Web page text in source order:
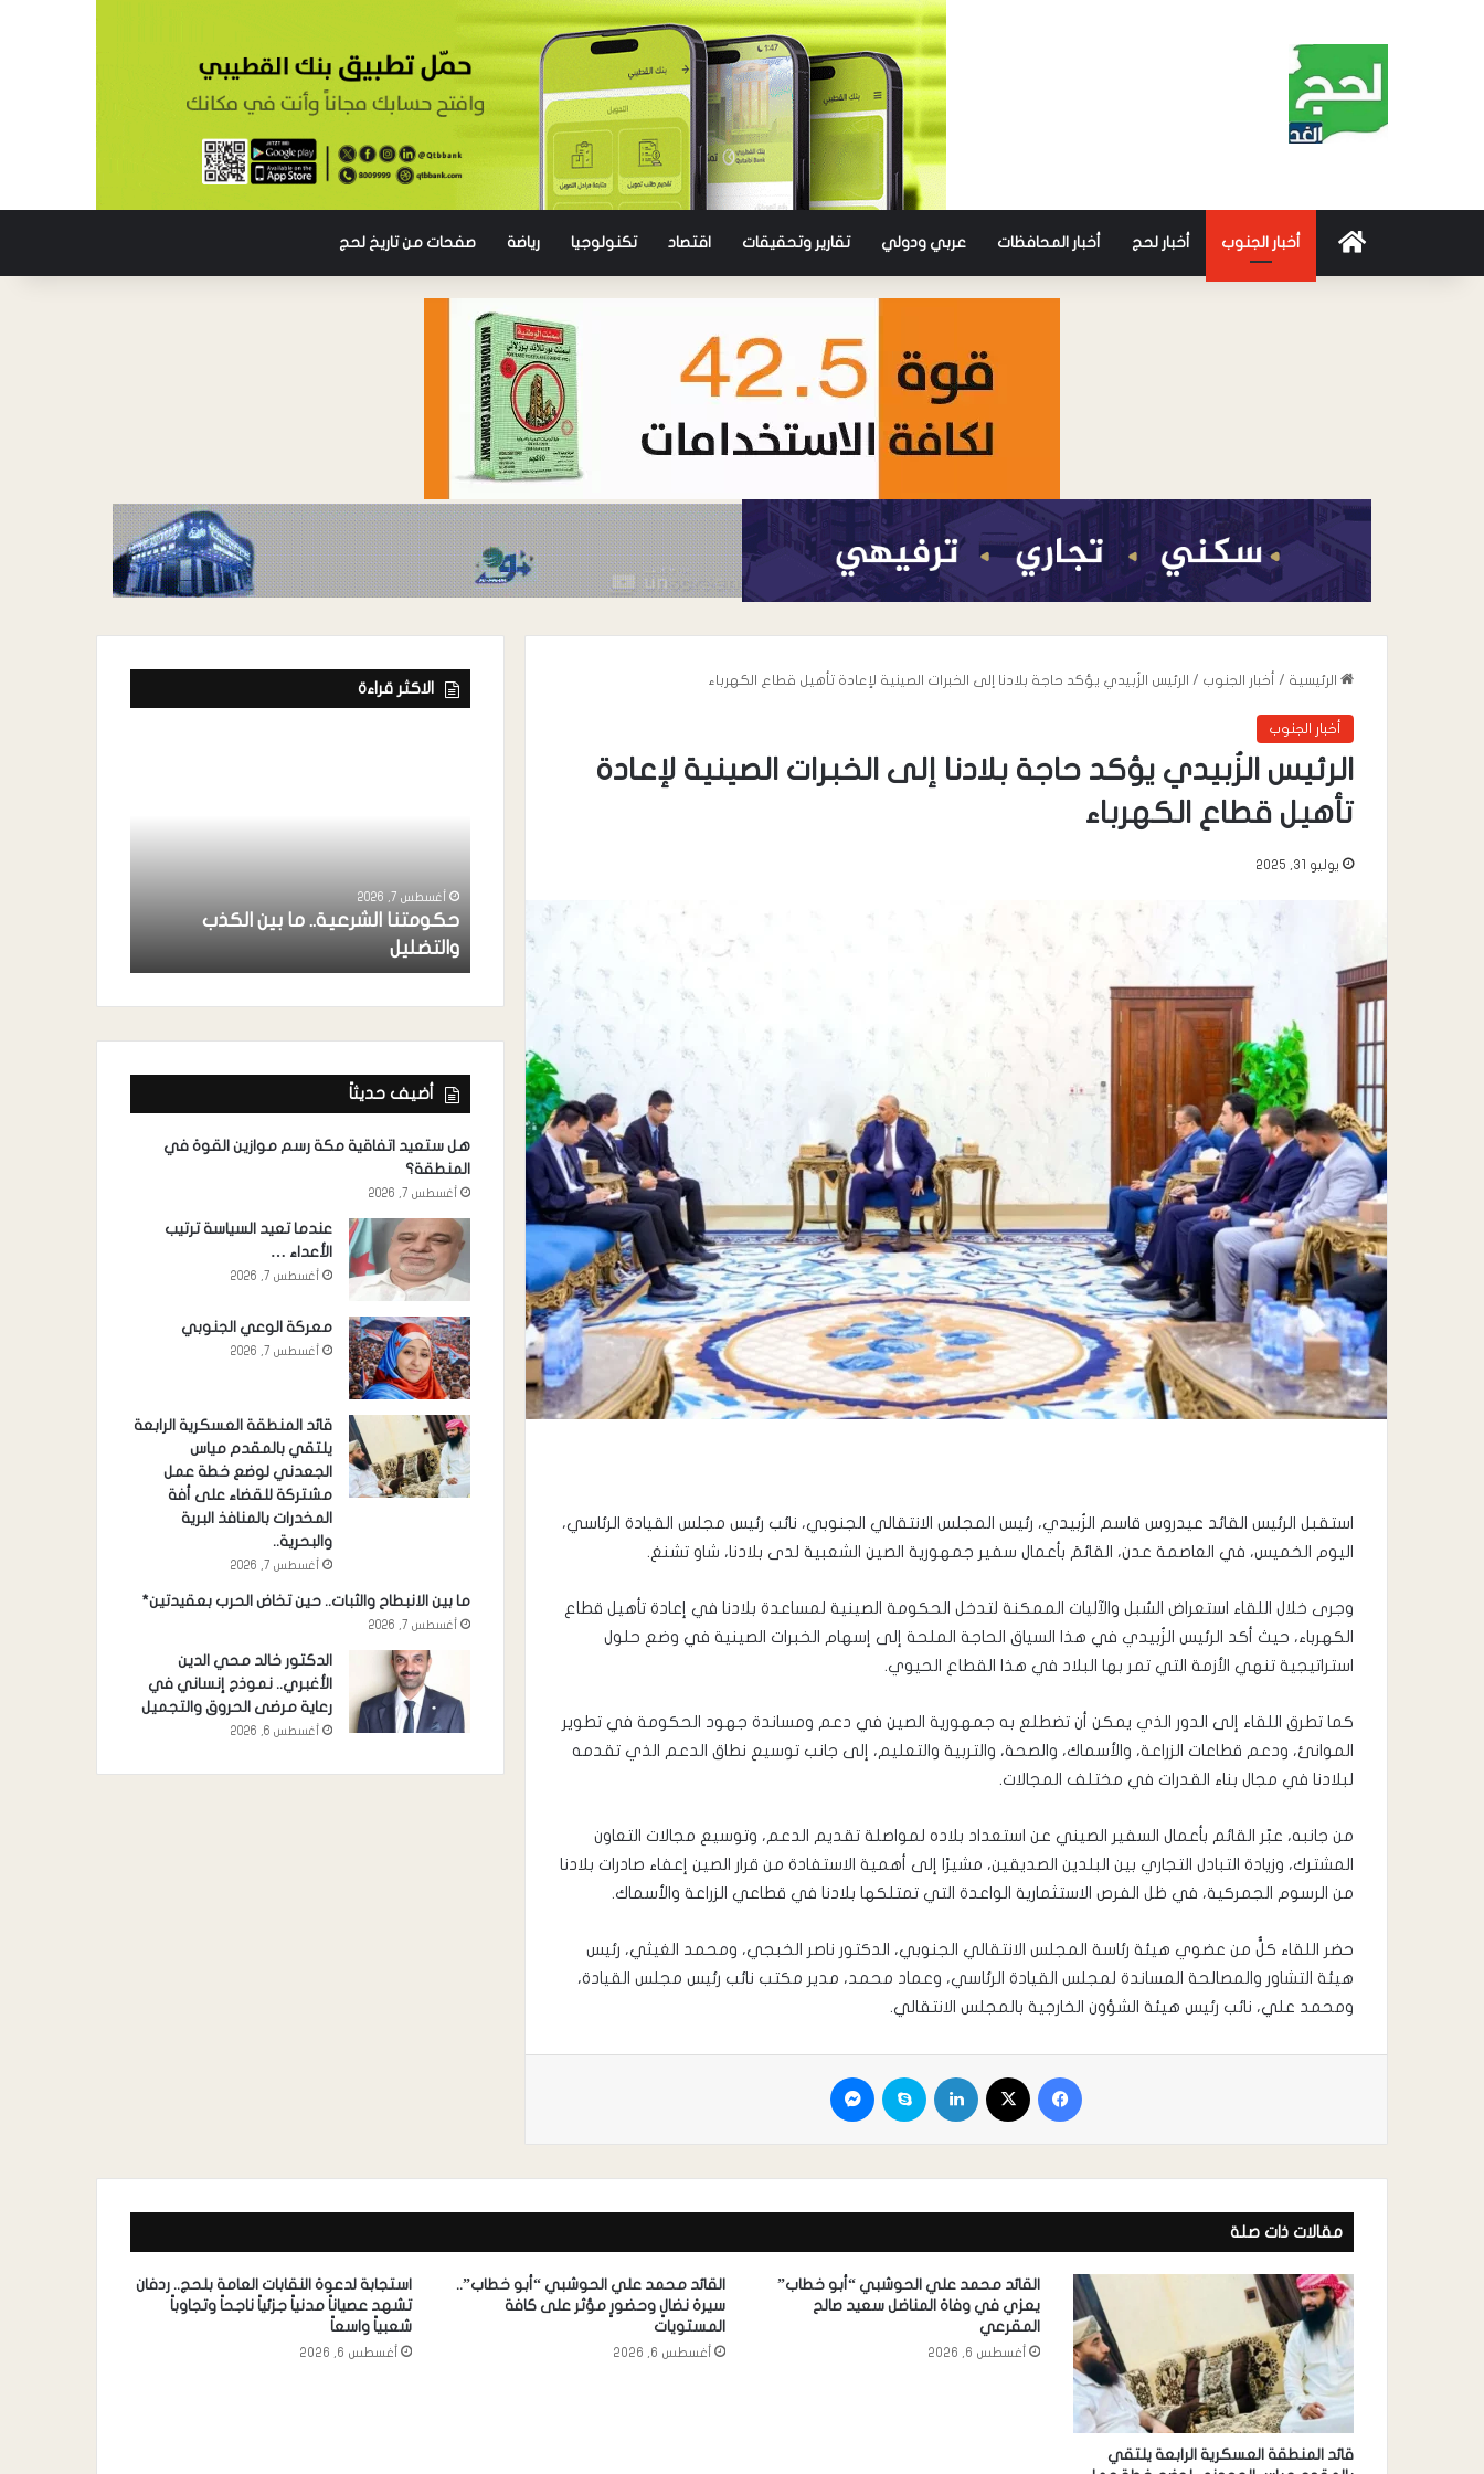
أخبار الجنوب أخبار لحج أخبار المحافظات عربي ودولي تقارير وتحقيقات اقتصاد تكنولوجيا رياضة صفحات من تاريخ لحج
الرئيسية / أخبار الجنوب / الرئيس الزُبيدي يؤكد حاجة بلادنا إلى الخبرات الصينية لإعادة تأهيل قطاع الكهرباء
أخبار الجنوب
الرئيس الزُبيدي يؤكد حاجة بلادنا إلى الخبرات الصينية لإعادة
تأهيل قطاع الكهرباء
يوليو 31, 2025
استقبل الرئيس القائد عيدروس قاسم الزُبيدي، رئيس المجلس الانتقالي الجنوبي، نائب رئيس مجلس القيادة الرئاسي،
اليوم الخميس، في العاصمة عدن، القائمَ بأعمال سفير جمهورية الصين الشعبية لدى بلادنا، شاو تشنغ.
وجرى خلال اللقاء استعراض السُبل والآليات الممكنة لتدخل الحكومة الصينية لمساعدة بلادنا في إعادة تأهيل قطاع
الكهرباء، حيث أكد الرئيس الزُبيدي في هذا السياق الحاجة الملحة إلى إسهام الخبرات الصينية في وضع حلول
استراتيجية تنهي الأزمة التي تمر بها البلاد في هذا القطاع الحيوي.
كما تطرق اللقاء إلى الدور الذي يمكن أن تضطلع به جمهورية الصين في دعم ومساندة جهود الحكومة في تطوير
الموانئ، ودعم قطاعات الزراعة، والأسماك، والصحة، والتربية والتعليم، إلى جانب توسيع نطاق الدعم الذي تقدمه
لبلادنا في مجال بناء القدرات في مختلف المجالات.
من جانبه، عبّر القائم بأعمال السفير الصيني عن استعداد بلاده لمواصلة تقديم الدعم، وتوسيع مجالات التعاون
المشترك، وزيادة التبادل التجاري بين البلدين الصديقين، مشيرًا إلى أهمية الاستفادة من قرار الصين إعفاء صادرات بلادنا
من الرسوم الجمركية، في ظل الفرص الاستثمارية الواعدة التي تمتلكها بلادنا في قطاعي الزراعة والأسماك.
حضر اللقاء كلٌّ من عضوي هيئة رئاسة المجلس الانتقالي الجنوبي، الدكتور ناصر الخبجي، ومحمد الغيثي، رئيس
هيئة التشاور والمصالحة المساندة لمجلس القيادة الرئاسي، وعماد محمد، مدير مكتب نائب رئيس مجلس القيادة،
ومحمد علي، نائب رئيس هيئة الشؤون الخارجية بالمجلس الانتقالي.
الاكثر قراءة
عندما تعيد السياسة ترتيب الأعداء …
واتحاد الكرة بلحج بشأن نظام دوري
الدرجة الثالثة
أغسطس 7, 2026
حكومتنا الشرعية.. ما بين الكذب
والتضليل
أضيف حديثاً
هل ستعيد اتفاقية مكة رسم موازين القوة في
المنطقة؟
أغسطس 7, 2026
عندما تعيد السياسة ترتيب
الأعداء …
أغسطس 7, 2026
معركة الوعي الجنوبي
أغسطس 7, 2026
قائد المنطقة العسكرية الرابعة
يلتقي بالمقدم مياس
الجعدني لوضع خطة عمل
مشتركة للقضاء على أفة
المخدرات بالمنافذ البرية
والبحرية..
أغسطس 7, 2026
ما بين الانبطاح والثبات.. حين تخاض الحرب بعقيدتين*
أغسطس 7, 2026
الدكتور خالد محي الدين
الأغبري.. نموذج إنساني في
رعاية مرضى الحروق والتجميل
أغسطس 6, 2026
مقالات ذات صلة
قائد المنطقة العسكرية الرابعة يلتقي
القائد محمد علي الحوشبي “أبو خطاب”
يعزي في وفاة المناضل سعيد صالح
المقرعي
أغسطس 6, 2026
القائد محمد علي الحوشبي “أبو خطاب”..
سيرة نضالٍ وحضورٍ مؤثر على كافة
المستويات
أغسطس 6, 2026
استجابة لدعوة النقابات العامة بلحج.. ردفان
تشهد عصياناً مدنياً جزئياً ناجحاً وتجاوباً
شعبياً واسعاً
أغسطس 6, 2026